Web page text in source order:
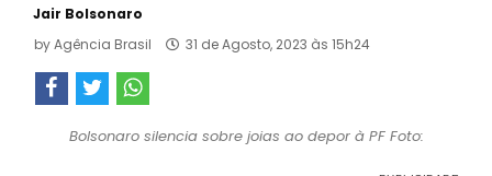
Jair Bolsonaro
byAgência Brasil 31 de Agosto, 2023 às 15h24
Bolsonaro silencia sobre joias ao depor à PF Foto: